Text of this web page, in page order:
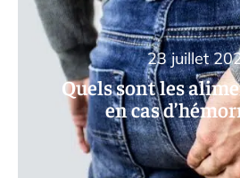
Quels sont les
en cas
23 juillet